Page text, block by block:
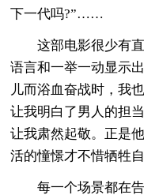
下一代吗?”……
这部电影很少有
语言和一举一动显示
儿而浴血奋战时，我
让我明白了男人的担
让我肃然起敬。正是
活的憧憬才不惜牺牲
每一个场景都在